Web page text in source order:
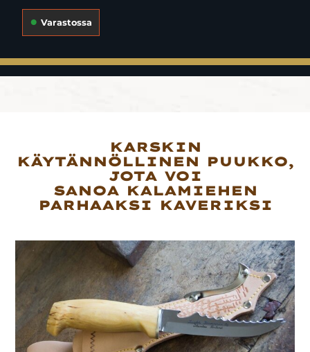
Varastossa
KARSKIN
KÄYTÄNNÖLLINEN PUUKKO,
JOTA VOI
SANOA KALAMIEHEN
PARHAAKSI KAVERIKSI